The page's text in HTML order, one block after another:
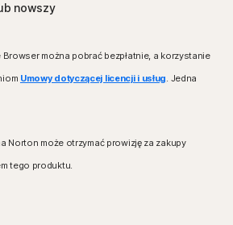
nowszy
Browser można pobrać bezpłatnie, a korzystanie
Umowy dotyczącej licencji i usług. Jedna
Norton może otrzymać prowizję za zakupy
tego produktu.